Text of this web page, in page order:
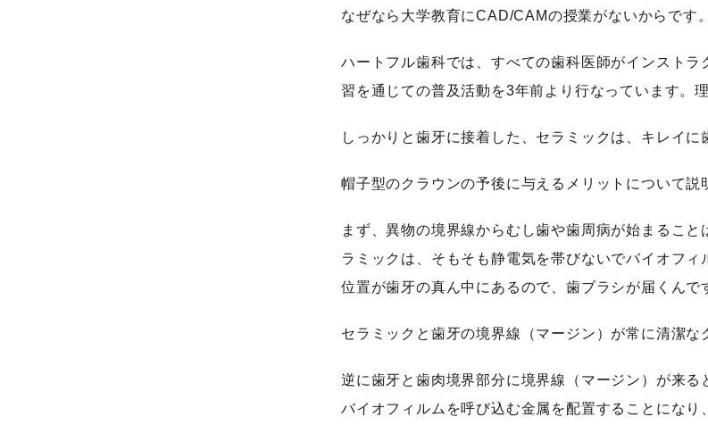
なぜなら大学教育にCAD/CAMの授業がないからです。
ハートフル歯科では、すべての歯科医師がインスト
習を通じての普及活動を3年前より行なっています。
しっかりと歯牙に接着した、セラミックは、キレイに
帽子型のクラウンの予後に与えるメリットについて説
まず、異物の境界線からむし歯や歯周病が始まるこ
ラミックは、そもそも静電気を帯びないでバイオフ
位置が歯牙の真ん中にあるので、歯ブラシが届くんで
セラミックと歯牙の境界線（マージン）が常に清潔な
逆に歯牙と歯肉境界部分に境界線（マージン）が来
バイオフィルムを呼び込む金属を配置することにな